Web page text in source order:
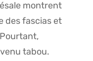
montrent
des fascias et
tabou.